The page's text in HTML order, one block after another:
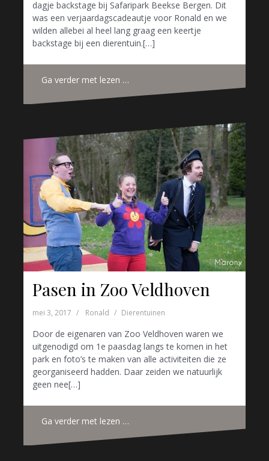
dagje backstage bij Safaripark Beekse Bergen. Dit
was een verjaardagscadeautje voor Ronald en we
wilden allebei al heel lang graag een keertje
backstage bij een dierentuin.[…]
Ga verder met lezen …
Pasen in Zoo Veldhoven
mei 3, 2017 Ronald Dierentuinen
Door de eigenaren van Zoo Veldhoven waren we
uitgenodigd om 1e paasdag langs te komen in het
park en foto’s te maken van alle activiteiten die ze
georganiseerd hadden. Daar zeiden we natuurlijk
geen nee[…]
Ga verder met lezen …